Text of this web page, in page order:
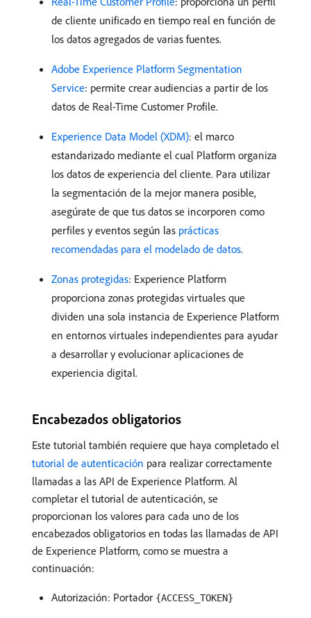
de cliente unificado en tiempo real en función de
los datos agregados de varias fuentes.
Adobe Experience Platform Segmentation
Service: permite crear audiencias a partir de los
datos de Real-Time Customer Profile.
Experience Data Model (XDM): el marco
estandarizado mediante el cual Platform organiza
los datos de experiencia del cliente. Para utilizar
la segmentación de la mejor manera posible,
asegúrate de que tus datos se incorporen como
perfiles y eventos según las prácticas
recomendadas para el modelado de datos.
Zonas protegidas: Experience Platform
proporciona zonas protegidas virtuales que
dividen una sola instancia de Experience Platform
en entornos virtuales independientes para ayudar
a desarrollar y evolucionar aplicaciones de
experiencia digital.
Encabezados obligatorios
Este tutorial también requiere que haya completado el
tutorial de autenticación para realizar correctamente
llamadas a las API de Experience Platform. Al
completar el tutorial de autenticación, se
proporcionan los valores para cada uno de los
encabezados obligatorios en todas las llamadas de API
de Experience Platform, como se muestra a
continuación:
Autorización: Portador {ACCESS_TOKEN}